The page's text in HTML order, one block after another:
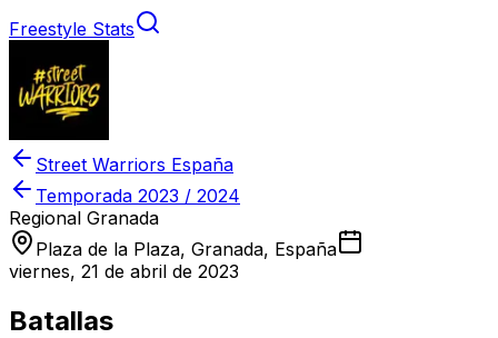
Freestyle Stats
Street Warriors España
Temporada 2023 / 2024
Regional Granada
Plaza de la Plaza, Granada, España
viernes, 21 de abril de 2023
Batallas